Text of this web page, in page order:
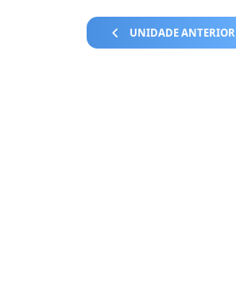
UNIDADE ANTERIOR